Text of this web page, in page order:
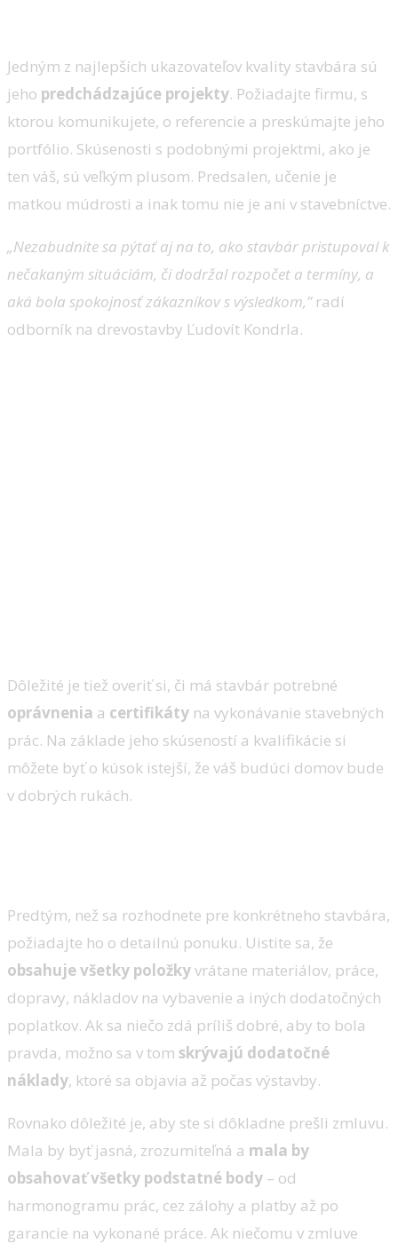
Jedným z najlepších ukazovateľov kvality stavbára sú
jeho predchádzajúce projekty. Požiadajte firmu, s
ktorou komunikujete, o referencie a preskúmajte jeho
portfólio. Skúsenosti s podobnými projektmi, ako je
ten váš, sú veľkým plusom. Predsalen, učenie je
matkou múdrosti a inak tomu nie je ani v stavebníctve.
„Nezabudnite sa pýtať aj na to, ako stavbár pristupoval k
nečakaným situáciám, či dodržal rozpočet a termíny, a
aká bola spokojnosť zákazníkov s výsledkom,”radí
odborník na drevostavby Ľudovít Kondrla.
Dôležité je tiež overiť si, či má stavbár potrebné
oprávnenia a certifikáty na vykonávanie stavebných
prác. Na základe jeho skúseností a kvalifikácie si
môžete byť o kúsok istejší, že váš budúci domov bude
v dobrých rukách.
Predtým, než sa rozhodnete pre konkrétneho stavbára,
požiadajte ho o detailnú ponuku. Uistite sa, že
obsahuje všetky položkyvrátane materiálov, práce,
dopravy, nákladov na vybavenie a iných dodatočných
poplatkov. Ak sa niečo zdá príliš dobré, aby to bola
pravda, možno sa v tom skrývajú dodatočné
náklady, ktoré sa objavia až počas výstavby.
Rovnako dôležité je, aby ste si dôkladne prešli zmluvu.
Mala by byť jasná, zrozumiteľná a mala by
obsahovať všetky podstatné body – od
harmonogramu prác, cez zálohy a platby až po
garancie na vykonané práce. Ak niečomu v zmluve